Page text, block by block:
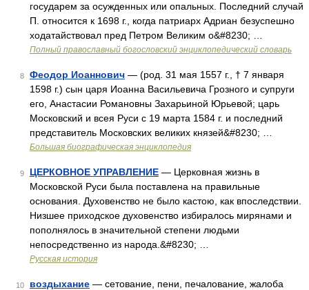
государем за осужденных или опальных. Последний случай
П. относится к 1698 г., когда патриарх Адриан безуспешно
ходатайствовал пред Петром Великим о&#8230; …
Полный православный богословский энциклопедический словарь
8 Феодор Иоаннович — (род. 31 мая 1557 г., † 7 января
1598 г.) сын царя Иоанна Васильевича Грозного и супруги
его, Анастасии Романовны Захарьиной Юрьевой; царь
Московский и всея Руси с 19 марта 1584 г. и последний
представитель Московских великих князей&#8230; …
Большая биографическая энциклопедия
9 ЦЕРКОВНОЕ УПРАВЛЕНИЕ — Церковная жизнь в
Московской Руси была поставлена на правильные
основания. Духовенство не было кастою, как впоследствии.
Низшее приходское духовенство избиралось мирянами и
пополнялось в значительной степени людьми
непосредственно из народа.&#8230; …
Русская история
10 воздыхание — сетование, пени, печалование, жалоба